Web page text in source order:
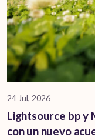
24 Jul, 2026
Lightsource bp y
con un nuevo